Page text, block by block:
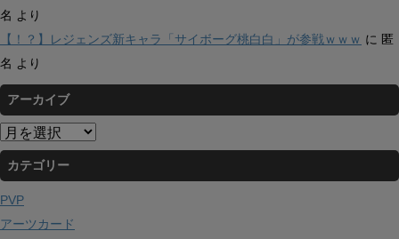
名 より
【！？】レジェンズ新キャラ「サイボーグ桃白白」が参戦ｗｗｗ に 匿
名 より
アーカイブ
ア
ー
カ
イ
ブ
カテゴリー
PVP
アーツカード